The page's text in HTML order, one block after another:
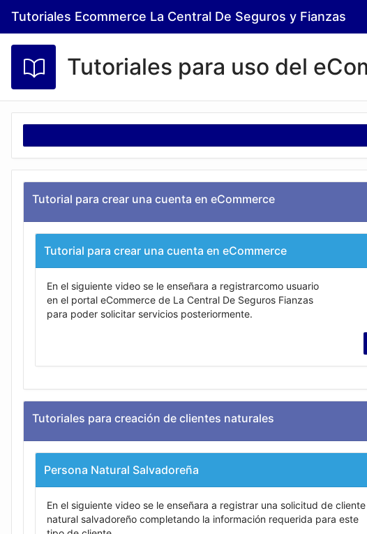
Main
Content
Tutoriales Ecommerce La Central De Seguros y Fianzas
Tutoriales para uso del
Tutorial para crear una cuenta en eCommerce
Tutorial para crear una cuenta en eCommerce
En el siguiente video se le enseñara a registrarcomo usuario
en el portal eCommerce de La Central De Seguros Fianzas
para poder solicitar servicios posteriormente.
Tutoriales para creación de clientes naturales
Persona Natural Salvadoreña
En el siguiente video se le enseñara a registrar una solicitud de cliente
natural salvadoreño completando la información requerida para este